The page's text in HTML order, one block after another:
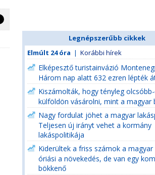
Legnépszerűbb cikkek
Elmúlt 24 óra | Korábbi hírek
Elképesztő turistainvázió
Három nap alatt 632 ezren lépték
Kiszámolták, hogy tényleg
külföldön vásárolni, mint a magyar
Nagy fordulat jöhet a magyar
Teljesen új irányt vehet a kormány
lakáspolitikája
Kiderültek a friss számok a magyar
óriási a növekedés, de van egy
bökkenő